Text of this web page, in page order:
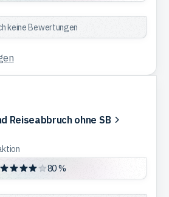
keine Bewertungen
Reiseabbruch ohne SB
80 %